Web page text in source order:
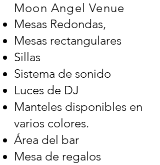
Moon Angel Venue
Mesas Redondas,
Mesas rectangulares
Sillas
Sistema de sonido
Luces de DJ
Manteles disponibles en
varios colores.
Área del bar
Mesa de regalos